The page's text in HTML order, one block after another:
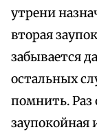
утрени
вторая
забывается
остальных
помнить. Раз
заупокойная